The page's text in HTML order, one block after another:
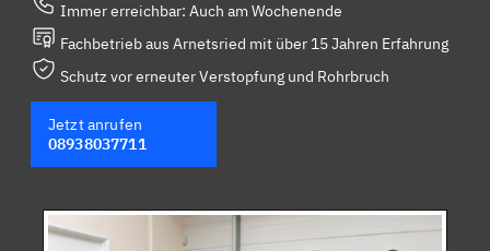
Immer erreichbar: Auch am Wochenende
Fachbetrieb aus Arnetsried mit über 15 Jahren Erfahrung
Schutz vor erneuter Verstopfung und Rohrbruch
Jetzt anrufen
08938037711